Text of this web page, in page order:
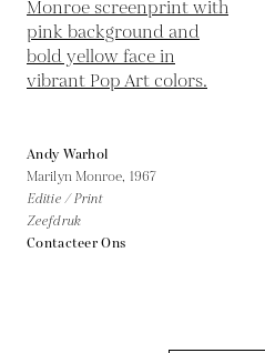
Andy Warhol
Marilyn Monroe, 1967
Editie / Print
Zeefdruk
Contacteer Ons